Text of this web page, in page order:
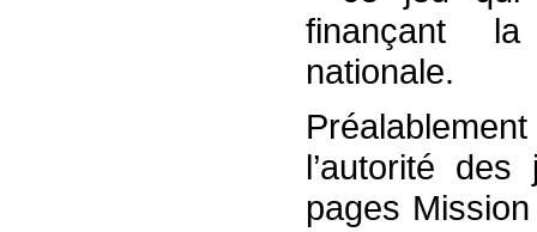
finançant
nationale.
l’autorité
pages